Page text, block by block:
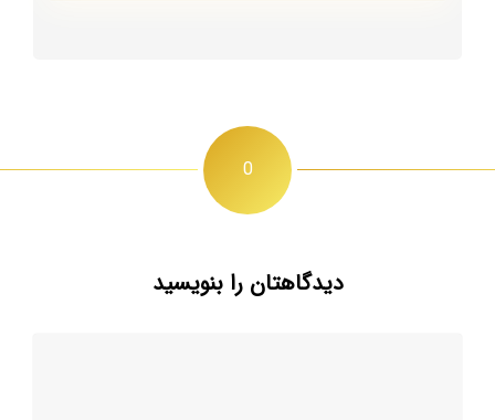
0
دیدگاهتان را بنویسید